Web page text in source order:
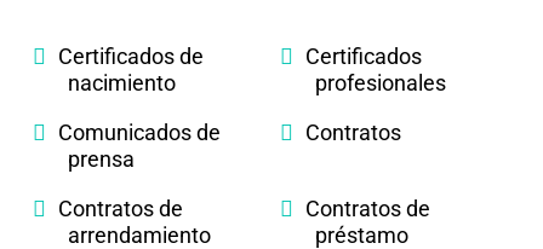
Certificados de
nacimiento
Certificados
profesionales
Comunicados de
prensa
Contratos
Contratos de
arrendamiento
Contratos de
préstamo